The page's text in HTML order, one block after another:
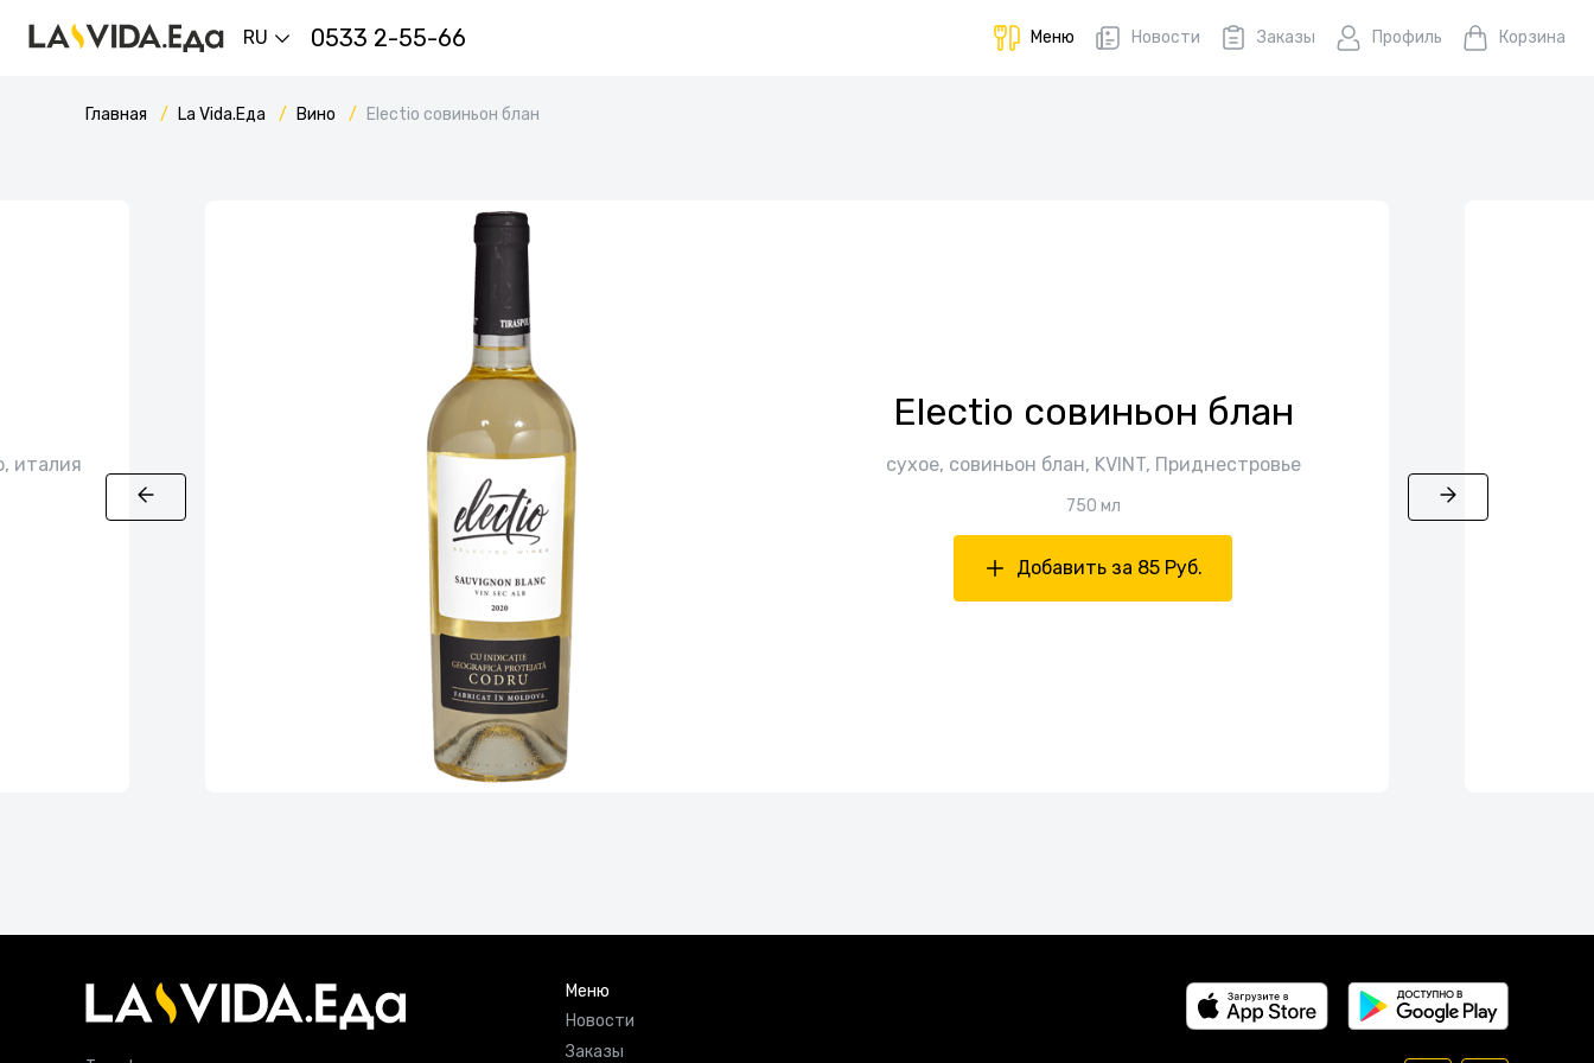
RU 0533 2-55-66 Меню Новости Заказы Профиль Корзина
Главная La Vida.Еда Вино Electio совиньон блан
италия
Electio совиньон блан
сухое, совиньон блан, KVINT, Приднестровье
750 мл
Добавить за 85 Руб.
Меню
Новости
Заказы